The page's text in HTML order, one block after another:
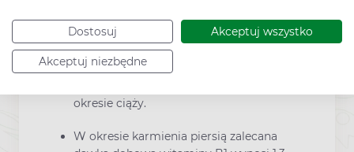
Dostosuj Akceptuj wszystko
Akceptuj niezbędne
Bezpieczeństwo dawek dobowych
wyższych niż zalecane, nie zostało jak
dotychczas wystarczająco zbadane.
okresie ciąży.
W okresie karmienia piersią zalecana